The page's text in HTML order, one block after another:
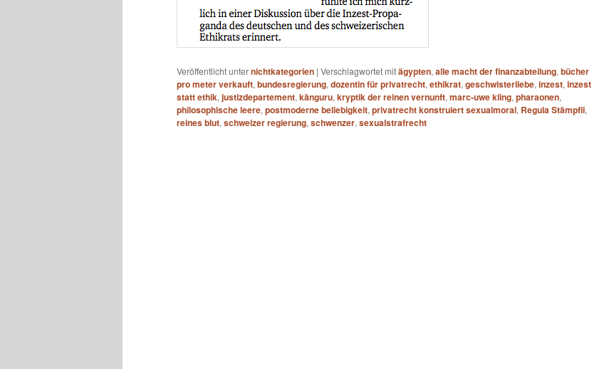
Veröffentlicht unternichtkategorien | Verschlagwortet mitägypten, alle macht der finanzabteilung, bücher
pro meter verkauft, bundesregierung, dozentin für privatrecht, ethikrat, geschwisterliebe, inzest, inzest
statt ethik, justizdepartement, känguru, kryptik der reinen vernunft, marc-uwe kling, pharaonen,
philosophische leere, postmoderne beliebigkeit, privatrecht konstruiert sexualmoral, Regula Stämpfli,
reines blut, schweizer regierung, schwenzer, sexualstrafrecht